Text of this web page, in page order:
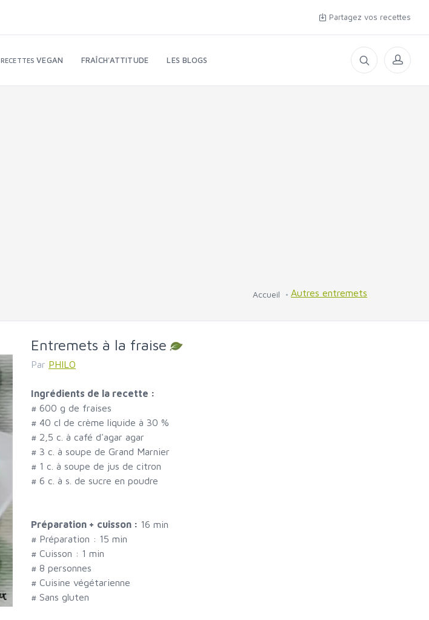
Partagez vos recettes
RECETTESVEGAN FRAÎCH'ATTITUDE LES BLOGS
Accueil Autres entremets
Entremets à la fraise
Par PHILO
Ingrédients de la recette :
# 600 g de fraises
# 40 cl de crème liquide à 30 %
# 2,5 c. à café d'agar agar
# 3 c. à soupe de Grand Marnier
# 1 c. à soupe de jus de citron
# 6 c. à s. de sucre en poudre
Préparation + cuisson : 16 min
# Préparation : 15 min
# Cuisson : 1 min
# 8 personnes
# Cuisine végétarienne
# Sans gluten